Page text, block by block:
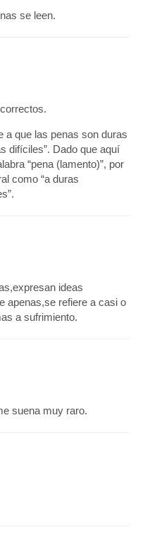
se leen.
a que las penas son duras
difíciles”. Dado que aquí
“pena (lamento)”, por
como “a duras
ideas
apenas,se refiere a casi o
a sufrimiento.
suena muy raro.